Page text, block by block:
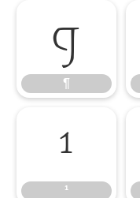
¶
¶
¹
¹